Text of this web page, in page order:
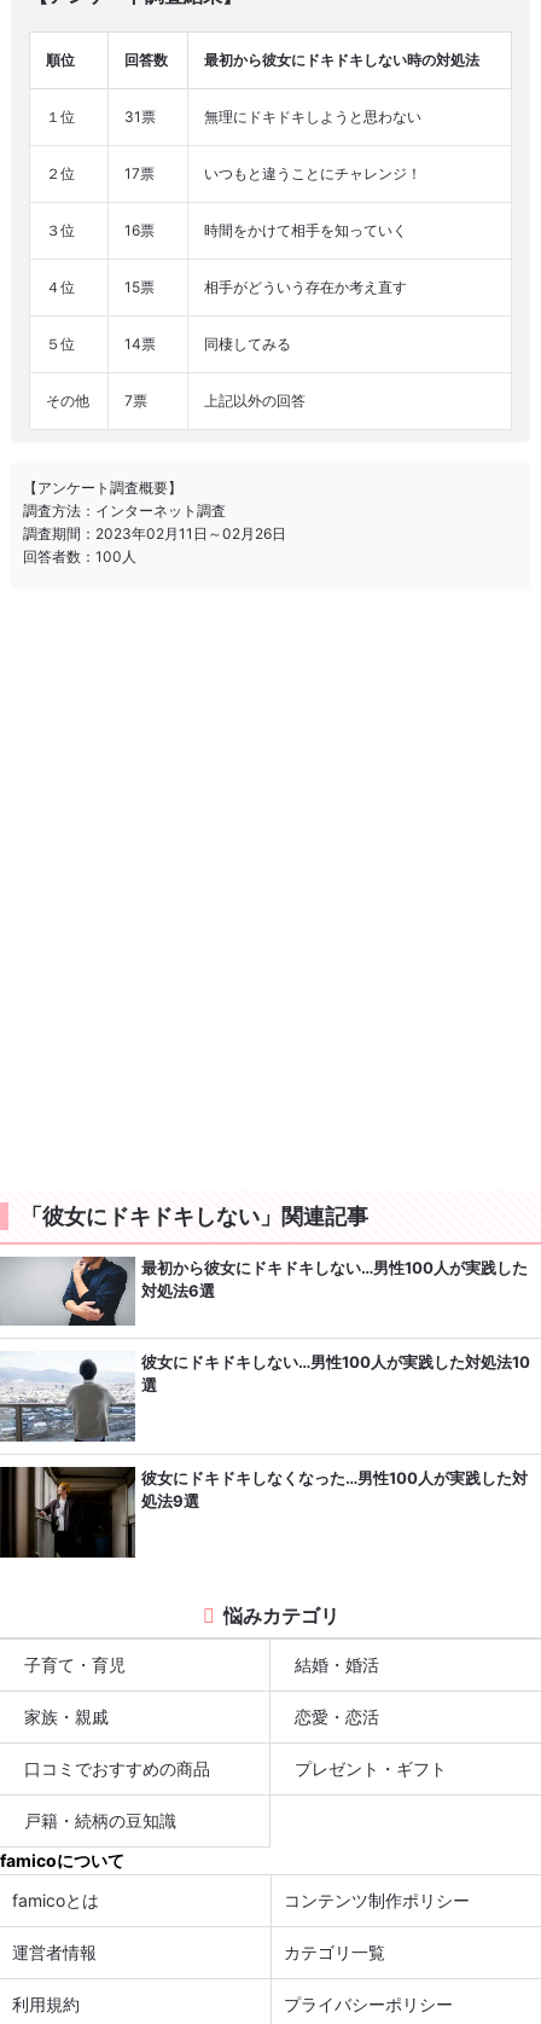
順位 回答数 最初から彼女にドキドキしない時の対処法
１位 31票 無理にドキドキしようと思わない
２位 17票 いつもと違うことにチャレンジ！
３位 16票 時間をかけて相手を知っていく
４位 15票 相手がどういう存在か考え直す
５位 14票 同棲してみる
その他 7票 上記以外の回答
【アンケート調査概要】
調査方法：インターネット調査
調査期間：2023年02月11日～02月26日
回答者数：100人
「彼女にドキドキしない」関連記事
最初から彼女にドキドキしない…男性100人が実践した
対処法6選
彼女にドキドキしない…男性100人が実践した対処法10
選
彼女にドキドキしなくなった…男性100人が実践した対
処法9選
悩みカテゴリ
子育て・育児 結婚・婚活
家族・親戚 恋愛・恋活
口コミでおすすめの商品 プレゼント・ギフト
戸籍・続柄の豆知識
famicoについて
famicoとは
コンテンツ制作ポリシー
運営者情報 カテゴリ一覧
利用規約 プライバシーポリシー